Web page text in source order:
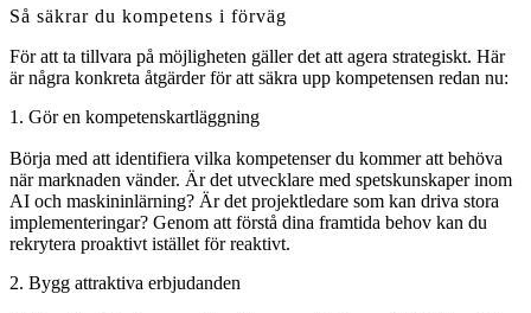
Så säkrar du kompetens i förväg
För att ta tillvara på möjligheten gäller det att agera strategiskt. Här
är några konkreta åtgärder för att säkra upp kompetensen redan nu:
1. Gör en kompetenskartläggning
Börja med att identifiera vilka kompetenser du kommer att behöva
när marknaden vänder. Är det utvecklare med spetskunskaper inom
AI och maskininlärning? Är det projektledare som kan driva stora
implementeringar? Genom att förstå dina framtida behov kan du
rekrytera proaktivt istället för reaktivt.
2. Bygg attraktiva erbjudanden